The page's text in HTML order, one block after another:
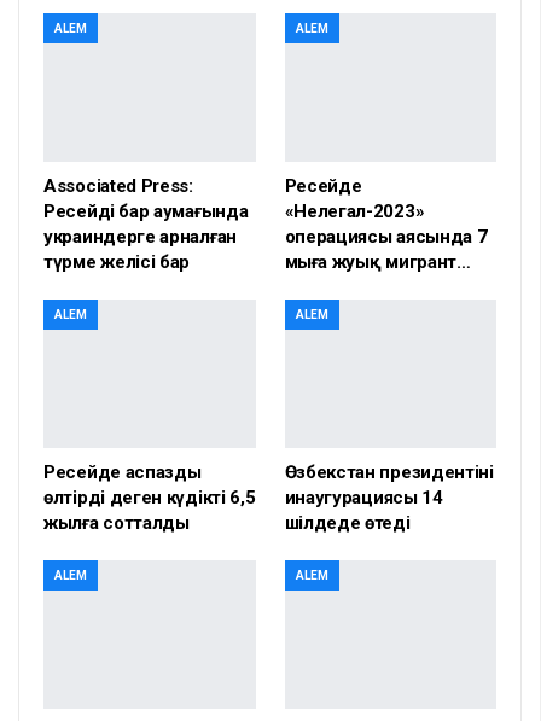
ALEM
Associated Press:
Ресейдің бар аумағында
украиндерге арналған
түрме желісі бар
ALEM
Ресейде
«Нелегал-2023»
операциясы аясында 7
мыңға жуық мигрант…
ALEM
Ресейде аспазды
өлтірді деген күдікті 6,5
жылға сотталды
ALEM
Өзбекстан президентінің
инаугурациясы 14
шілдеде өтеді
ALEM ALEM